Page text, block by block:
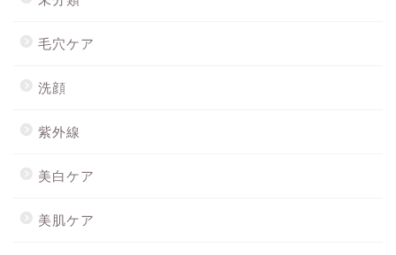
毛穴ケア
洗顔
紫外線
美白ケア
美肌ケア